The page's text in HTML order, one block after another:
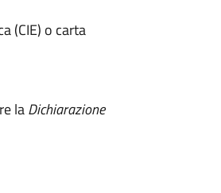
(CIE) o carta
laDichiarazione